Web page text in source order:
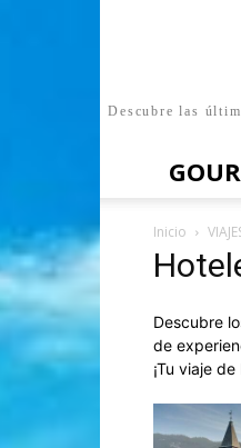
Descubre las
Inicio
Descubre
de
¡Tu viaje